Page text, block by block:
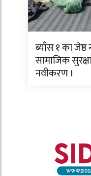
ब्याँस १ का
सामाजिक
नवीकरण ।